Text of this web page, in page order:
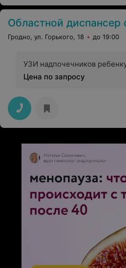
Областной диспансер спортивной
Гродно, ул. Горького, 18 до 19:00
УЗИ надпочечников
Цена по запросу